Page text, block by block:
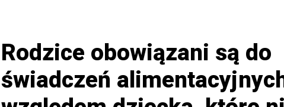
Rodzice obowiązani są do
świadczeń